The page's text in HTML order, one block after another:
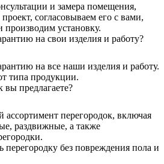
и замера помещения,
согласовываем его с вами,
производим установку.
на свои изделия и работу?
на все наши изделия и работу.
типа продукции.
предлагаете?
перегородок, включая
раздвижные, а также
без повреждения пола и